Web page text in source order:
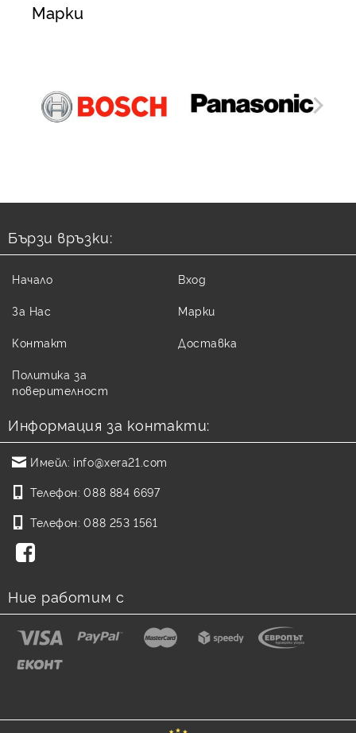
Марки
Бързи връзки:
Начало
За Нас
Контакт
Политика за
поверителност
Вход
Марки
Доставка
Информация за контакти:
Имейл: info@xera21.com
Телефон: 088 884 6697
Телефон: 088 253 1561
Ние работим с